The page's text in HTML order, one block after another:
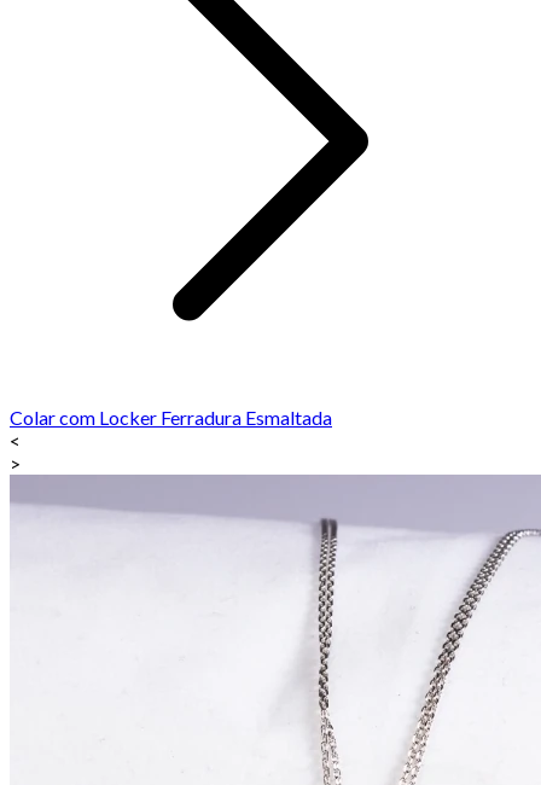
Colar com Locker Ferradura Esmaltada
<
>